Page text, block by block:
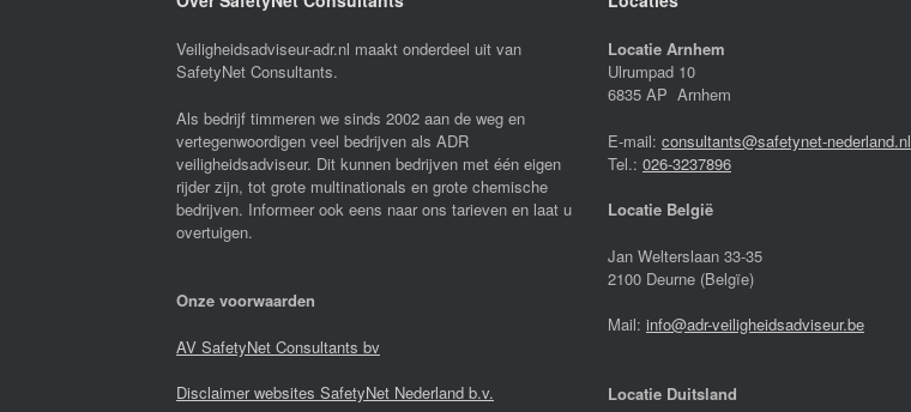
Veiligheidsadviseur-adr.nl maakt onderdeel uit van
SafetyNet Consultants.
Als bedrijf timmeren we sinds 2002 aan de weg en
vertegenwoordigen veel bedrijven als ADR
veiligheidsadviseur. Dit kunnen bedrijven met één eigen
rijder zijn, tot grote multinationals en grote chemische
bedrijven. Informeer ook eens naar ons tarieven en laat u
overtuigen.
Onze voorwaarden
AV SafetyNet Consultants bv
Disclaimer websites SafetyNet Nederland b.v.
Locatie Arnhem
Ulrumpad 10
6835 AP Arnhem
E-mail: consultants@safetynet-nederland.nl
Tel.: 026-3237896
Locatie België
Jan Welterslaan 33-35
2100 Deurne (Belgïe)
Mail: info@adr-veiligheidsadviseur.be
Locatie Duitsland